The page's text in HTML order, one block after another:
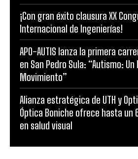
¡Con gran éxito clausura XX
Internacional de Ingenierías!
APO-AUTIS lanza la primera
en San Pedro Sula: “Autismo:
Movimiento”
Alianza estratégica de UTH y
Óptica Boniche ofrece hasta un
en salud visual